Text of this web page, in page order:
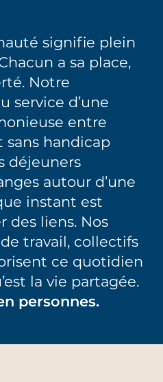
signifie plein
a sa place,
Notre
service d’une
entre
sans handicap
déjeuners
autour d’une
instant est
des liens. Nos
travail, collectifs
ce quotidien
la vie partagée.
personnes.